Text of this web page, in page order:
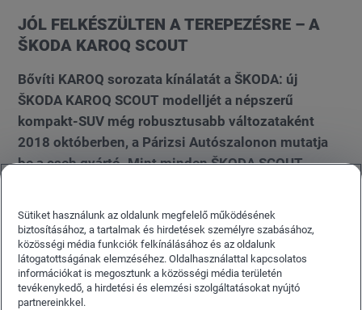
JÓL FELKÉSZÜLTEN A TEREPEZÉSRE – A
ŠKODA KAROQ SCOUT
Bővíti KAROQ sorozata kínálatát a ŠKODA: új
ŠKODA KAROQ SCOUT modelljét a népszerű
kompakt-SUV még robusztusabb változataként
2018 októberben, a Párizsi Autószalonon mutatja
be a cseh gyártó. Mint minden ŠKODA SCOUT
összkerékhajtással készül.
Sütiket használunk az oldalunk megfelelő működésének
biztosításához, a tartalmak és hirdetések személyre szabásához,
közösségi média funkciók felkínálásához és az oldalunk
látogatottságának elemzéséhez. Oldalhasználattal kapcsolatos
információkat is megosztunk a közösségi média területén
tevékenykedő, a hirdetési és elemzési szolgáltatásokat nyújtó
partnereinkkel.